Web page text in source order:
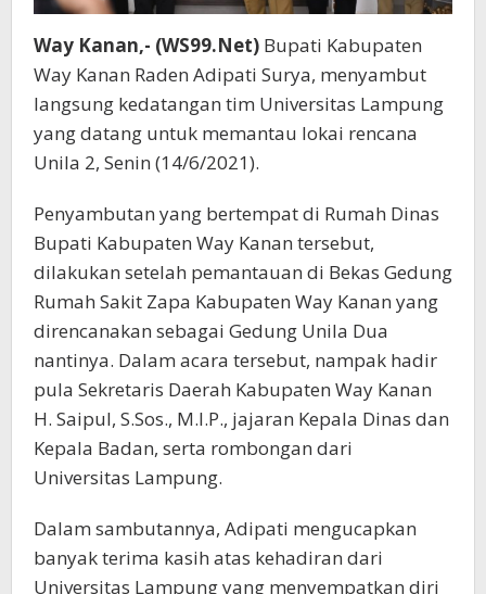
Way Kanan,- (WS99.Net) Bupati Kabupaten
Way Kanan Raden Adipati Surya, menyambut
langsung kedatangan tim Universitas Lampung
yang datang untuk memantau lokai rencana
Unila 2, Senin (14/6/2021).
Penyambutan yang bertempat di Rumah Dinas
Bupati Kabupaten Way Kanan tersebut,
dilakukan setelah pemantauan di Bekas Gedung
Rumah Sakit Zapa Kabupaten Way Kanan yang
direncanakan sebagai Gedung Unila Dua
nantinya. Dalam acara tersebut, nampak hadir
pula Sekretaris Daerah Kabupaten Way Kanan
H. Saipul, S.Sos., M.I.P., jajaran Kepala Dinas dan
Kepala Badan, serta rombongan dari
Universitas Lampung.
Dalam sambutannya, Adipati mengucapkan
banyak terima kasih atas kehadiran dari
Universitas Lampung yang menyempatkan diri